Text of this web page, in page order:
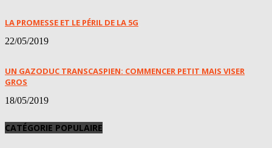
LA PROMESSE ET LE PÉRIL DE LA 5G
22/05/2019
UN GAZODUC TRANSCASPIEN: COMMENCER PETIT MAIS VISER
GROS
18/05/2019
CATÉGORIE POPULAIRE